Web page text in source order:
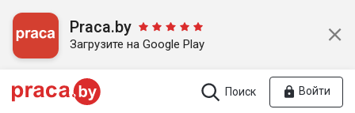
Praca.by
Загрузите на Google Play
Поиск Войти